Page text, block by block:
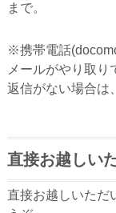
まで。
※携帯電話
メールがやり取り
返信がない場合は
直接お越しい
直接お越しいただ